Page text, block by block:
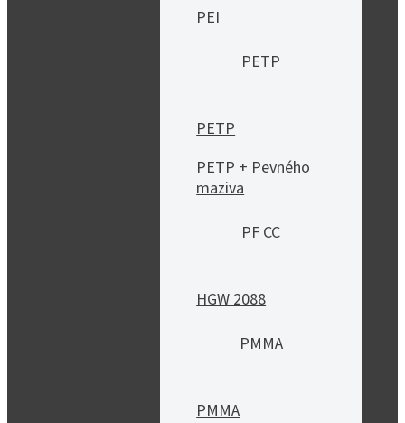
PEI
PETP
PETP
PETP + Pevného
maziva
PF CC
HGW 2088
PMMA
PMMA